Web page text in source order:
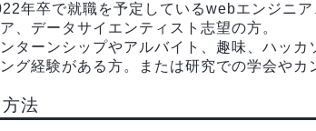
年卒で就職を予定しているwebエンジニ
、データサイエンティスト志望の方。
ターンシップやアルバイト、趣味、ハッ
ング経験がある方。または研究での学会やカ
法